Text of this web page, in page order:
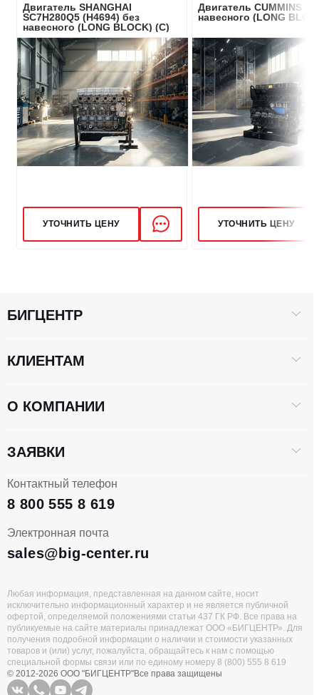
Двигатель SHANGHAI
SC7H280Q5 (H4694) без
навесного (LONG BLOCK) (C)
УТОЧНИТЬ ЦЕНУ
Двигатель CUMMINS
навесного (LONG
УТОЧНИТЬ ЦЕНУ
Контактный телефон
8 800 555 8 619
Электронная почта
sales@big-center.ru
БИГЦЕНТР
КЛИЕНТАМ
О КОМПАНИИ
ЗАЯВКИ
Любая информация, представленная на данном сайте, носит
исключительно информационный характер и не является публичной
офертой, определяемой положениями статьи 437 ГК РФ. Все права на
публикуемые на сайте материалы принадлежат ООО «БИГЦЕНТР». Для
получения подробной информации о наличии и стоимости указанных
товаров и (или) услуг, пожалуйста, обращайтесь к нам с помощью
специальной формы связи или по единому номеру 8 (800) 555 8 619
© 2012-2026 ООО "БИГЦЕНТР"Все права защищены